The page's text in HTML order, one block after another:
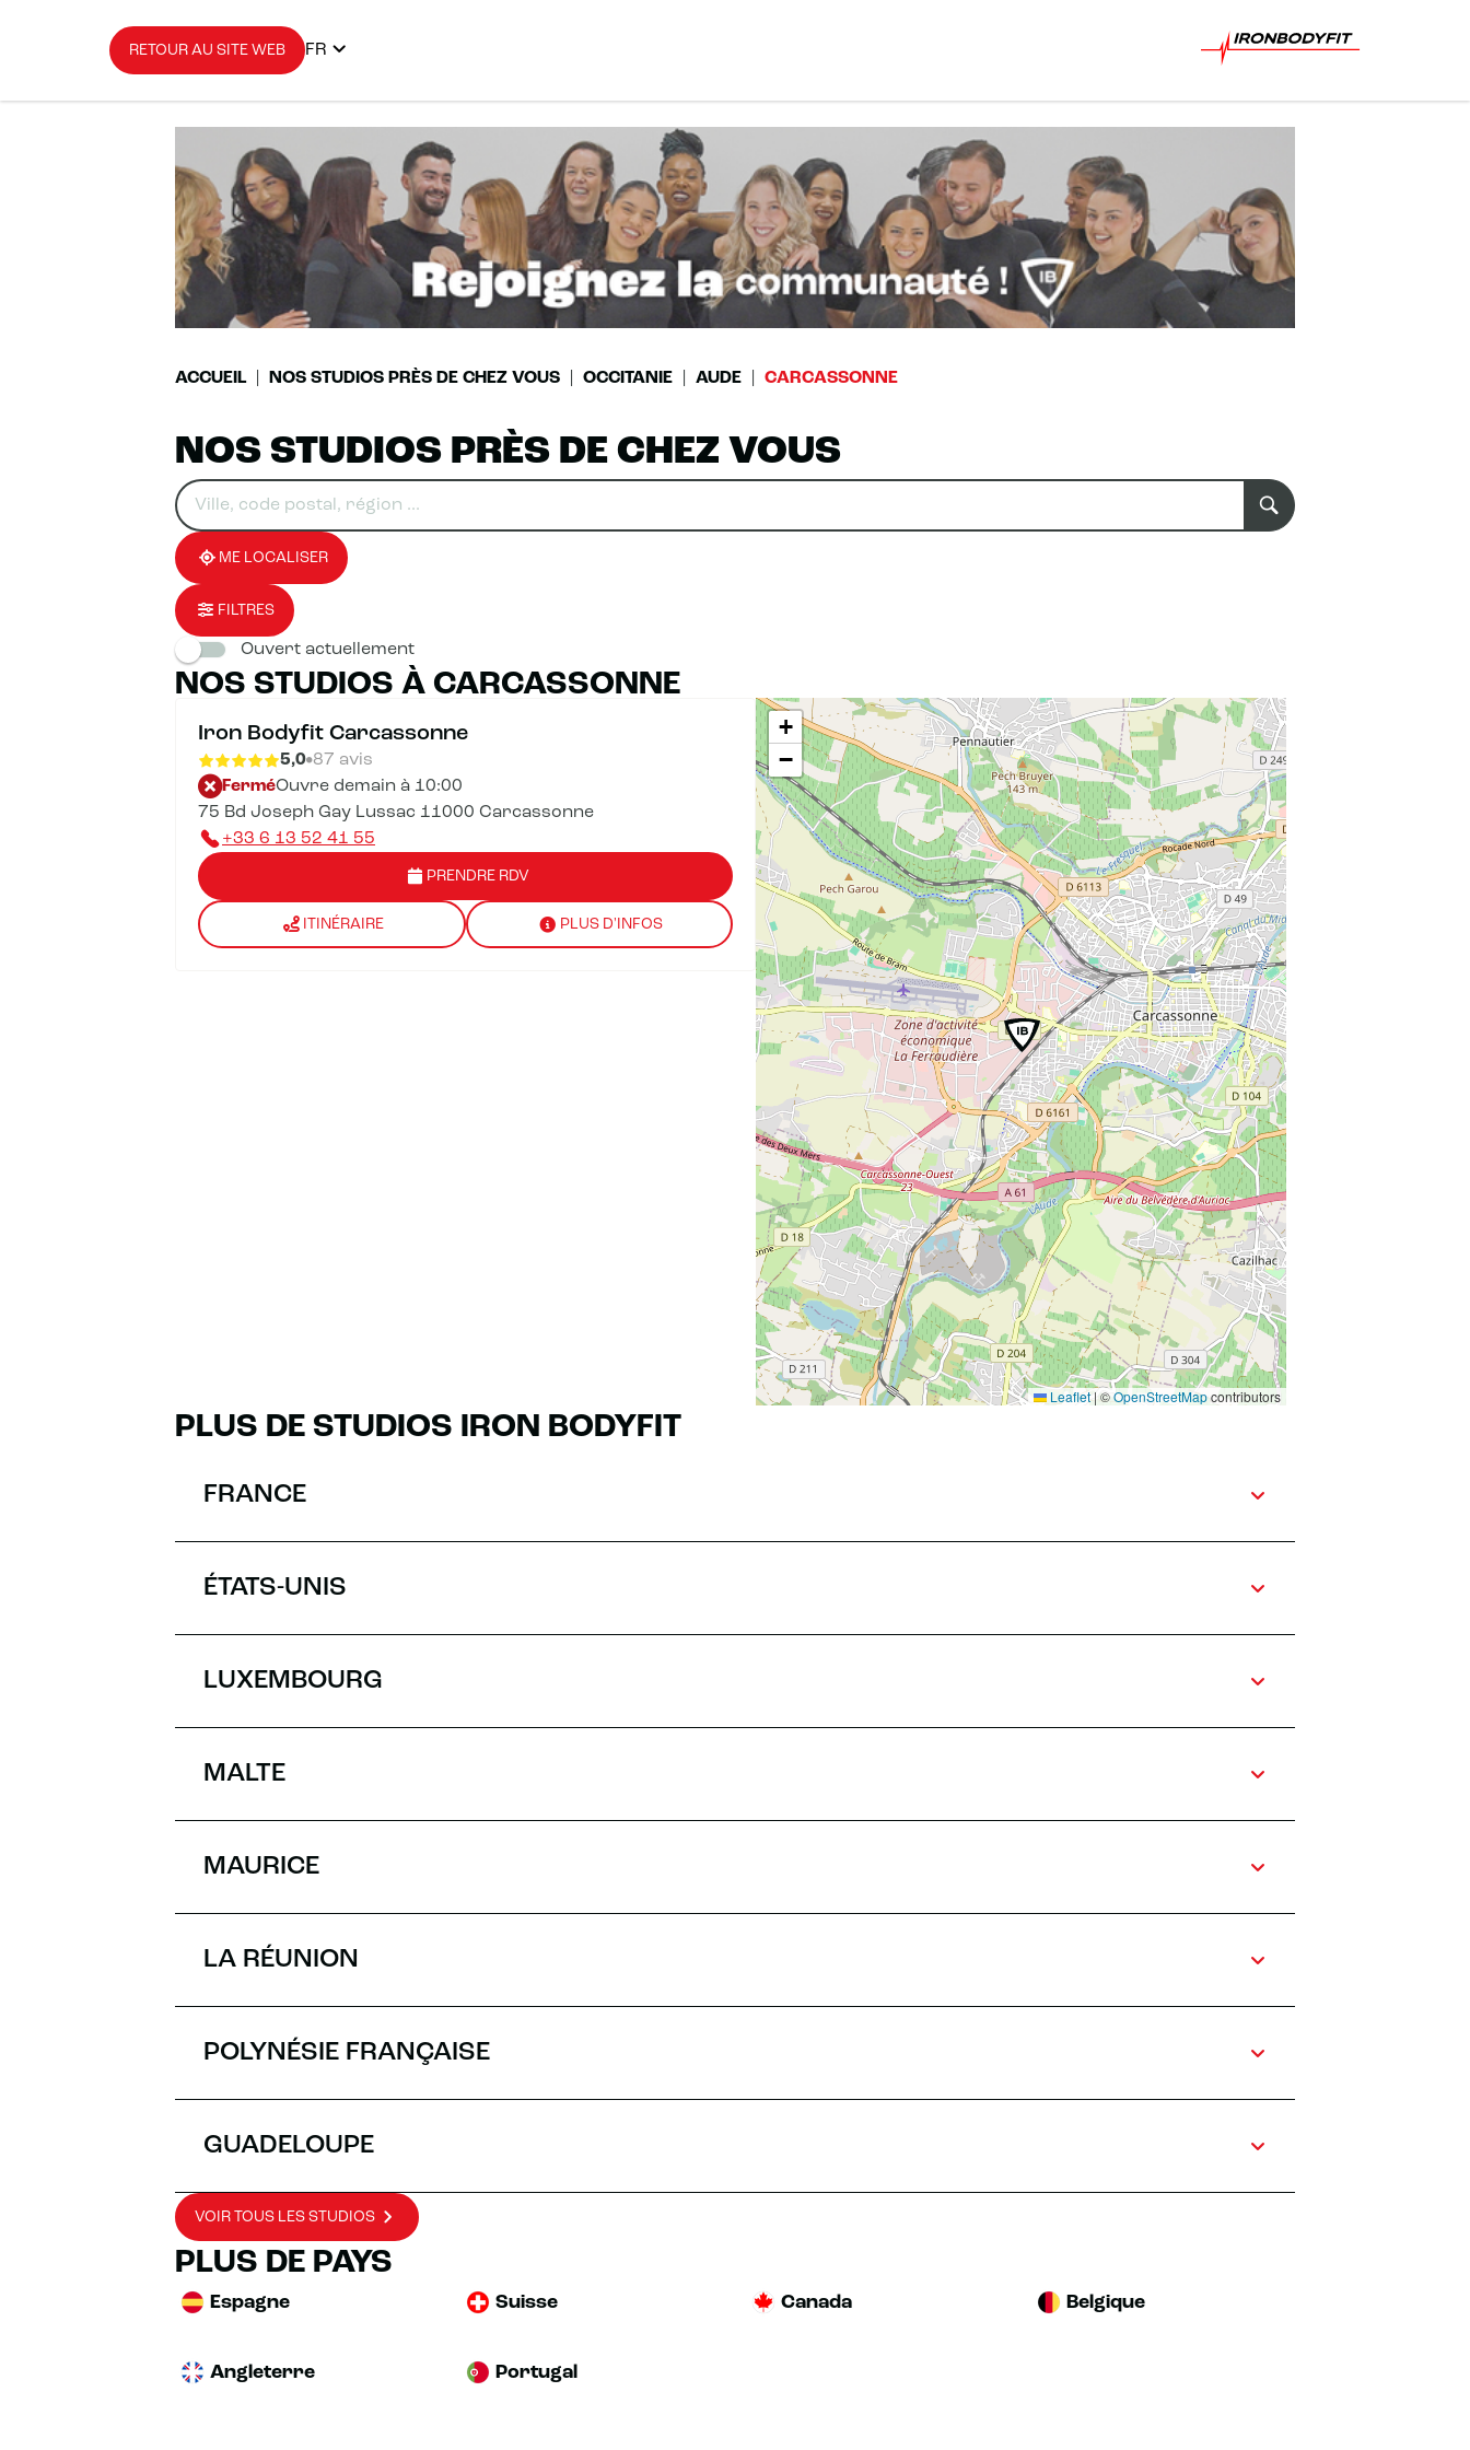
RETOUR AU SITE WEB FR
ACCUEIL NOS STUDIOS PRÈS DE CHEZ VOUS OCCITANIE AUDE CARCASSONNE
NOS STUDIOS PRÈS DE CHEZ VOUS
Veuillez
renseigner
une
adresse
0
résultat(s)
trouvé(s)
ME LOCALISER
FILTRES
Ouvert actuellement
NOS STUDIOS À CARCASSONNE
Iron Bodyfit Carcassonne
5,0 87 avis
FerméOuvre demain à 10:00
75 Bd Joseph Gay Lussac 11000 Carcassonne
+33 6 13 52 41 55
PRENDRE RDV
ITINÉRAIRE PLUS D'INFOS
+
−
Leaflet|©OpenStreetMapcontributors
PLUS DE STUDIOS IRON BODYFIT
FRANCE
ÉTATS-UNIS
LUXEMBOURG
MALTE
MAURICE
LA RÉUNION
POLYNÉSIE FRANÇAISE
GUADELOUPE
VOIR TOUS LES STUDIOS
PLUS DE PAYS
Espagne Suisse Canada Belgique
Angleterre Portugal